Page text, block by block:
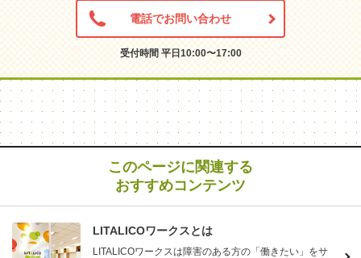
電話でお問い合わせ
受付時間 平日10:00〜17:00
このページに関連する
おすすめコンテンツ
LITALICOワークスとは
LITALICOワークスは障害のある方の「働きたい」をサ